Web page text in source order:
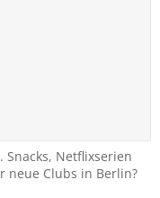
Netflixserien
neue Clubs in Berlin?